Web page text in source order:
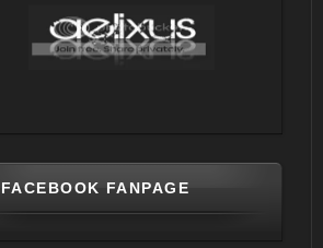
FACEBOOK FANPAGE